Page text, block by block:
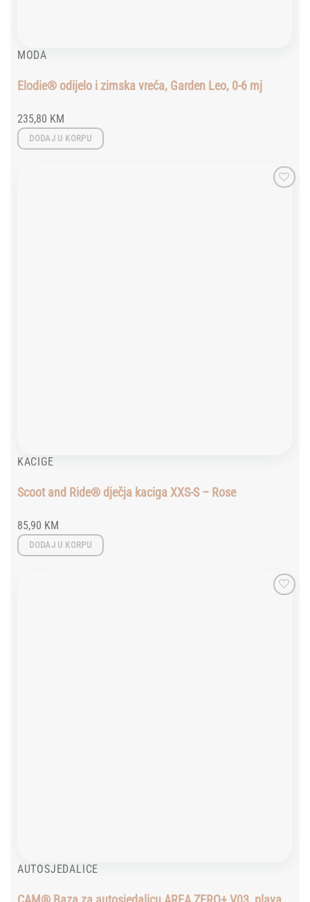
MODA
Elodie® odijelo i zimska vreća, Garden Leo, 0-6 mj
235,80 KM
DODAJ U KORPU
KACIGE
Scoot and Ride® dječja kaciga XXS-S – Rose
85,90 KM
DODAJ U KORPU
AUTOSJEDALICE